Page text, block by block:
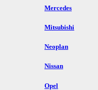
Mercedes
Mitsubishi
Neoplan
Nissan
Opel